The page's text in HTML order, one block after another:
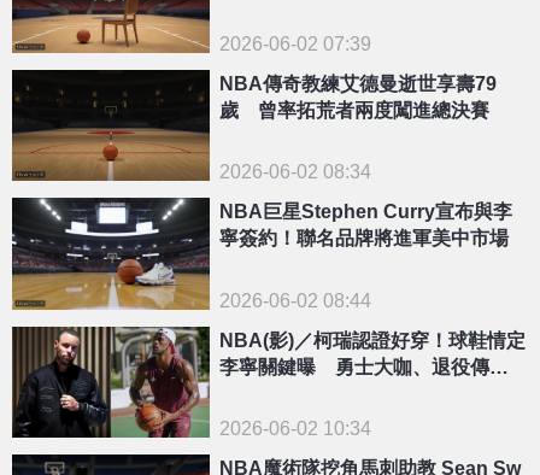
2026-06-02 07:39
NBA傳奇教練艾德曼逝世享壽79
歲 曾率拓荒者兩度闖進總決賽
2026-06-02 08:34
NBA巨星Stephen Curry宣布與李
寧簽約！聯名品牌將進軍美中市場
2026-06-02 08:44
NBA(影)／柯瑞認證好穿！球鞋情定
李寧關鍵曝 勇士大咖、退役傳奇
2026-06-02 10:34
NBA魔術隊挖角馬刺助教 Sean Sw